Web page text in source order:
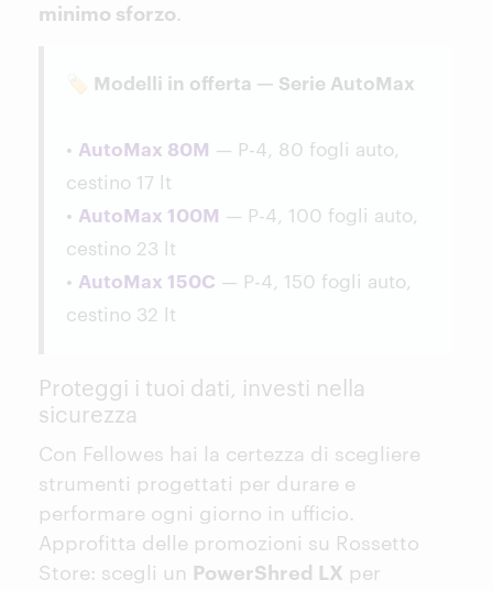
minimo sforzo.
🏷️ Modelli in offerta — Serie AutoMax
• AutoMax 80M
— P-4, 80 fogli auto,
cestino 17 lt
• AutoMax 100M
— P-4, 100 fogli auto,
cestino 23 lt
• AutoMax 150C — P-4, 150 fogli auto,
cestino 32 lt
Proteggi i tuoi dati, investi nella
sicurezza
Con Fellowes hai la certezza di scegliere
strumenti progettati per durare e
performare ogni giorno in ufficio.
Approfitta delle promozioni su Rossetto
Store: scegli un
PowerShred LX per